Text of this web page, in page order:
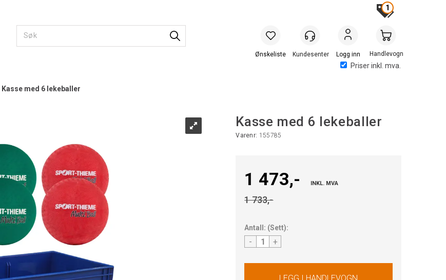
Priser inkl. mva.
Logg inn Handlevogn
1
Kasse med 6 lekeballer
Kasse med 6 lekeballer
Varenr: 155785
1 473,- INKL. MVA
1 733,-
Antall: (Sett):
- +